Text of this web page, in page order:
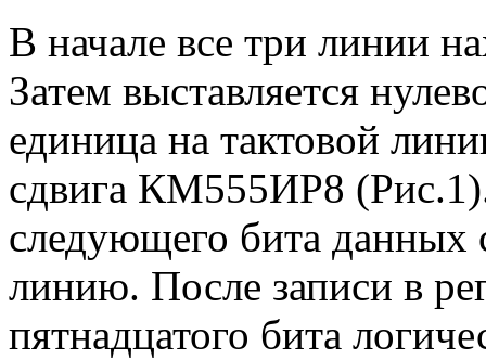
В начале все три линии
Затем выставляется
единица на тактовой
сдвига КМ555ИР8
следующего бита данных
линию. После записи в
пятнадцатого бита